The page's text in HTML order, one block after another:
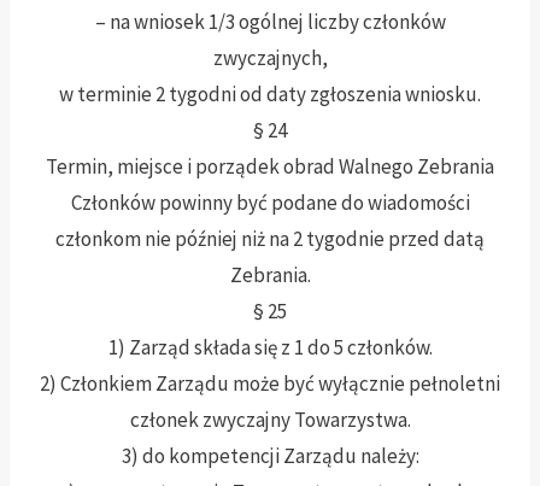
– na wniosek 1/3 ogólnej liczby członków
zwyczajnych,
w terminie 2 tygodni od daty zgłoszenia wniosku.
§ 24
Termin, miejsce i porządek obrad Walnego Zebrania
Członków powinny być podane do wiadomości
członkom nie później niż na 2 tygodnie przed datą
Zebrania.
§ 25
1) Zarząd składa się z 1 do 5 członków.
2) Członkiem Zarządu może być wyłącznie pełnoletni
członek zwyczajny Towarzystwa.
3) do kompetencji Zarządu należy: